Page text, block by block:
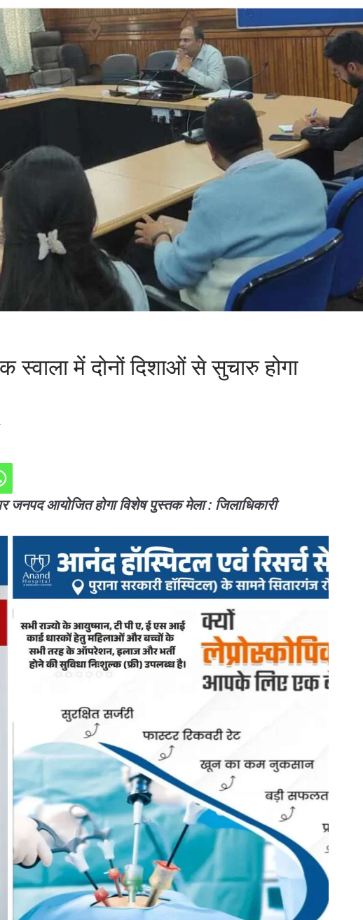
स्वाला में दोनों दिशाओं से सुचारु होगा
जनपद आयोजित होगा विशेष पुस्तक मेला : जिलाधिकारी